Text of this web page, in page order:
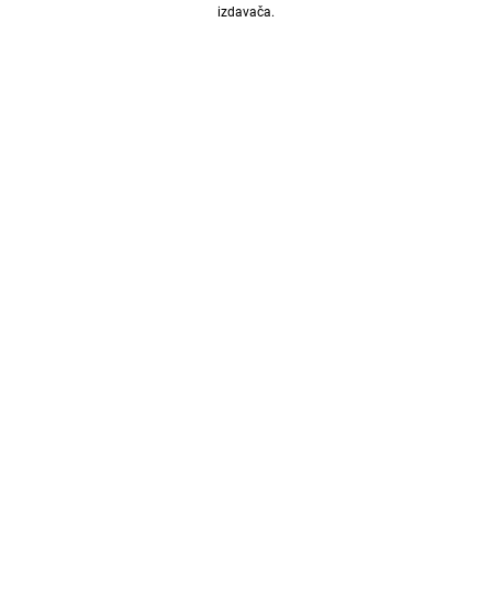
izdavača.